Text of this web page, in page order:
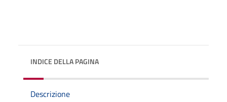
INDICE DELLA PAGINA
Descrizione